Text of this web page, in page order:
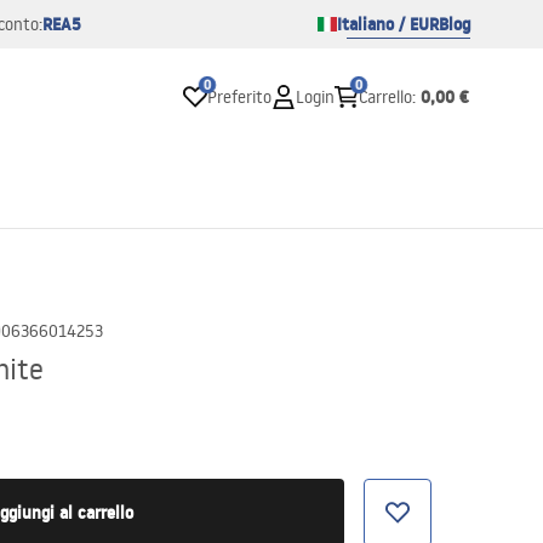
REA5 Italiano / EURBlog
0
Preferito Login
0
Carrello: 0,00 €
al carrello